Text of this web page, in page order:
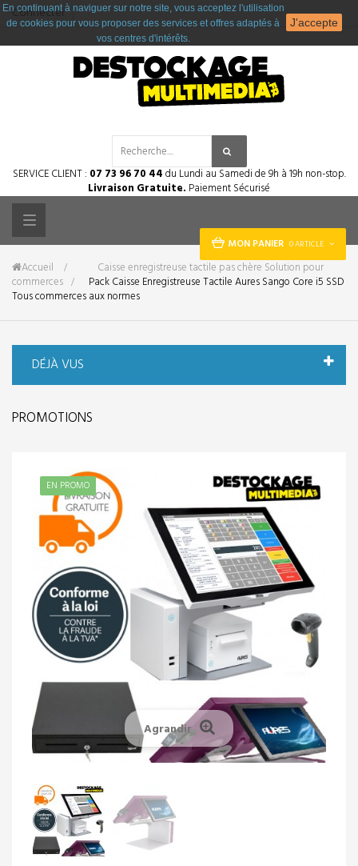
Connecter
MON PANIER 0 ARTICLE
SERVICE CLIENT : 07 73 96 70 44du Lundi au Samedi de 9h à 19h non-stop.
Livraison Gratuite. Paiement Sécurisé
Toggle
navigation
Accueil &gt;
Caisse enregistreuse tactile pas chère Solution pour
commerces >
Pack Caisse Enregistreuse Tactile Aures Sango Core i5 SSD
Tous commerces aux normes
DÉJÀ VUS
PROMOTIONS
EN PROMO
Agrandir
En continuant à naviguer sur notre site, vous acceptez l'utilisation
de cookies pour vous proposer des services et offres adaptés à
vos centres d'intérêts.
J'accepte